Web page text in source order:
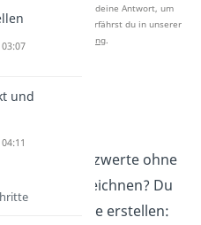
speichern wir deine Antwort, um
Mehr dazu erfährst du in unserer
Datenschutzerklärung.
plus
du die Grenzwerte ohne
aufzuzeichnen? Du
Wertetabelle erstellen:
und